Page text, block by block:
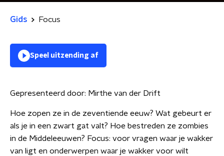
Gids Focus
Speel uitzending af
Gepresenteerd door: Mirthe van der Drift
Hoe zopen ze in de zeventiende eeuw? Wat gebeurt er
als je in een zwart gat valt? Hoe bestreden ze zombies
in de Middeleeuwen? Focus: voor vragen waar je wakker
van ligt en onderwerpen waar je wakker voor wilt